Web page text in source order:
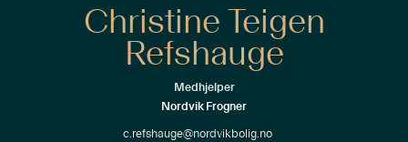
Christine Teigen
Refshauge
Medhjelper
Nordvik Frogner
c.refshauge@nordvikbolig.no